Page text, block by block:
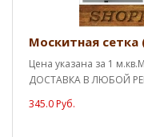
Москитная сетка
Цена указана за 1
ДОСТАВКА В ЛЮБОЙ
345.0 Руб.